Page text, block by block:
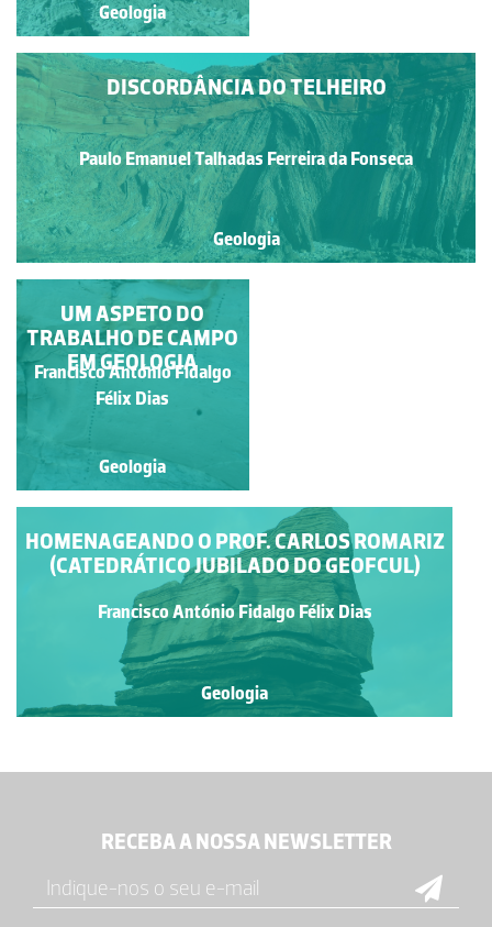
Geologia
Geologia
DISCORDÂNCIA DO TELHEIRO
Paulo Emanuel Talhadas Ferreira da Fonseca
Geologia
ESTRATOS DO
PLIENSBAQUIANO NO
PORTINHO DA AREIA
DO NORTE
Francisco António Fidalgo
Félix Dias
Geologia
HOMENAGEANDO O PROF. CARLOS ROMARIZ
(CATEDRÁTICO JUBILADO DO GEOFCUL)
Francisco António Fidalgo Félix Dias
Geologia
UM ASPETO DO
TRABALHO DE CAMPO
EM GEOLOGIA
Francisco António Fidalgo
Félix Dias
Geologia
RECEBA A NOSSA NEWSLETTER